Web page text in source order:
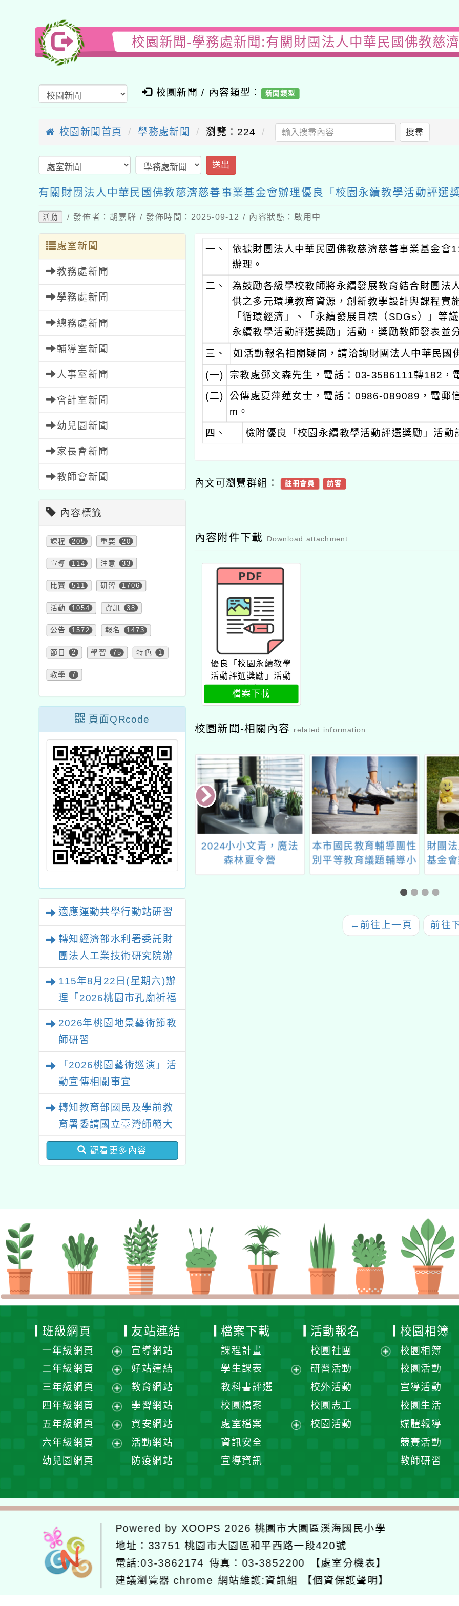
校園新聞-學務處新聞:有關財團法人中華民國佛教慈
校園新聞 / 內容類型： 新聞類型
校園新聞首頁 學務處新聞 瀏覽：224 搜尋
送出
有關財團法人中華民國佛教慈濟慈善事業基金會辦理優良「校園永續教學活動評選獎
活動 / 發佈者：胡嘉驊 / 發佈時間：2025-09-12 / 內容狀態：啟用中
處室新聞
教務處新聞
學務處新聞
總務處新聞
輔導室新聞
人事室新聞
會計室新聞
幼兒園新聞
家長會新聞
教師會新聞
內容標籤
課程 205 重要 20
宣導 114 注意 33
比賽 511 研習 1706
活動 1054 資訊 38
公告 1572 報名 1473
節日 2 學習 75 特色 1
教學 7
頁面QRcode
適應運動共學行動站研習
轉知經濟部水利署委託財
團法人工業技術研究院辦
績優單位及節水達人選拔
活動」
115年8月22日(星期六)辦
理「2026桃園市孔廟祈福
系列活動—儒門初開 智慧
啟航」
2026年桃園地景藝術節教
師研習
「2026桃園藝術巡演」活
動宣傳相關事宜
轉知教育部國民及學前教
育署委請國立臺灣師範大
學辦理「114至115年度
健康促進學校輔導計畫師
觀看更多內容
一、 依據財團法人中華民國佛教慈濟慈善事業基金
辦理。
二、 為鼓勵各級學校教師將永續發展教育結合財團法
供之多元環境教育資源，創新教學設計與課程實
「循環經濟」、「永續發展目標（SDGs）」等
永續教學活動評選獎勵」活動，獎勵教師發表並
三、
如活動報名相關疑問，請洽詢財團法人中華民國
(一)
宗教處鄧文森先生，電話：03-3586111轉182
(二)
公傳處夏萍蓮女士，電話：0986-089089，電
m。
四、
檢附優良「校園永續教學活動評選獎勵」活動
內文可瀏覽群組： 註冊會員 訪客
內容附件下載 Download attachment
優良「校園永續教學
活動評選獎勵」活動
計畫
檔案下載
校園新聞-相關內容 related information
臺灣海洋大學
中心與教育研
戶外教育與海
育之素養導向
研討會」資訊
『齊樂動融』適應體育
微電影暨攝影競賽拍攝
2024小小文青，魔法
森林夏令營
本市國民教育輔導團性
別平等教育議題輔導小
組辦理「112學年度第
一學期到校輔導」研習
財團
基金
小飛
築夢計
← 前往上一頁 前往
班級網頁
一年級網頁
展
開
選
單
二年級網頁
展
開
選
單
三年級網頁
展
開
選
單
四年級網頁
展
開
選
五年級網頁
展
開
六年級網頁
單
幼兒園網頁
友站連結
宣導網站
好站連結
教育網站
學習網站
資安網站
活動網站
防疫網站
檔案下載
課程計畫
學生課表
單
教科書評選
校園檔案
處室檔案
資訊安全
宣導資訊
活動報名
校園社團
研習活動
校外活動
校園志工
校園活動
校園相簿
校園相簿
校園活動
宣導活動
校園生活
媒體報導
競賽活動
教師研習
Powered by XOOPS 2026桃園市大園區溪海國民小學
地址： 33751 桃園市大園區和平西路一段420號
電話:03-3862174 傳真：03-3852200
【處室分機表】
建議瀏覽器 chrome 網站維護:資訊組 【個資保護聲明】